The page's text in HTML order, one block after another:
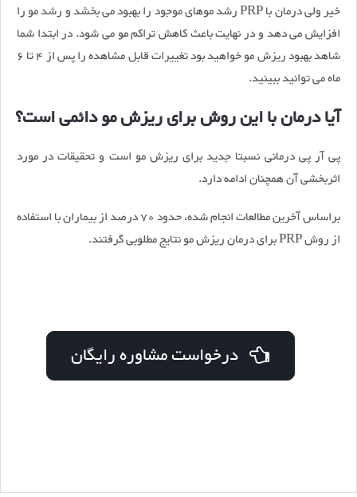
خیر ولی درمان با PRP رشد موهای موجود را بهبود می بخشد و رشد مو را
افزایش می دهد و در نهایت باعث کاهش تراکم مو می شود. در ابتدا شما
شاهد بهبود ریزش مو خواهید بود تغییرات قابل مشاهده را پس از 4 تا 6
ماه می توانید ببینید.
آیا درمان با این روش برای ریزش مو دائمی است؟
پی آر پی درمانی نسبتا جدید برای ریزش مو است و تحقیقات در مورد
اثربخشی آن همچنان ادامه دارد.
براساس آخرین مطالعات انجام شده، حدود 70 درصد از بیماران با استفاده
از روش PRP برای درمان ریزش مو نتایج مطلوبی گرفتند.
درخواست مشاوره رایگان